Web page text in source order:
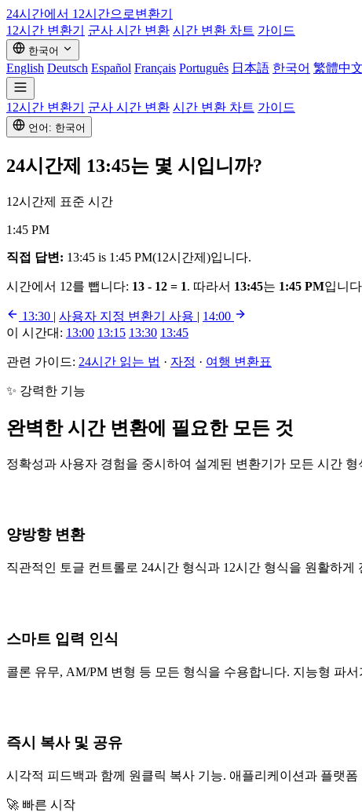
24시간에서 12시간으로변환기
12시간 변환기
군사 시간 변환 시간 변환 차트 가이드
한국어
English Deutsch Español Français Português 日本語 한국어 繁體中文
12시간 변환기 군사 시간 변환 시간 변환 차트 가이드
언어: 한국어
24시간제 13:45는 몇 시입니까?
12시간제 표준 시간
1:45 PM
직접 답변: 13:45 is 1:45 PM(12시간제)입니다.
시간에서 12를 뺍니다: 13 - 12 = 1. 따라서 13:45는 1:45 PM입니
13:30 | 사용자 지정 변환기 사용 | 14:00
이 시간대: 13:00 13:15 13:30 13:45
관련 가이드: 24시간 읽는 법 · 자정 · 여행 변환표
✨ 강력한 기능
완벽한 시간 변환에 필요한 모든 것
정확성과 사용자 경험을 중시하여 설계된 변환기가 모든 시간
양방향 변환
직관적인 토글 컨트롤로 24시간 형식과 12시간 형식을 원활하
스마트 입력 인식
콜론 유무, AM/PM 변형 등 모든 형식을 수용합니다. 지능형 파
즉시 복사 및 공유
시각적 피드백과 함께 원클릭 복사 기능. 애플리케이션과 플랫
🚀 빠른 시작